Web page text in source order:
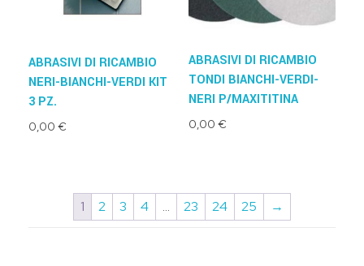
ABRASIVI DI RICAMBIO
NERI-BIANCHI-VERDI KIT
3 PZ.
0,00 €
ABRASIVI DI RICAMBIO
TONDI BIANCHI-VERDI-
NERI P/MAXITITINA
0,00 €
1 2 3 4 … 23 24 25 →